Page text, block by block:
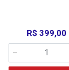
R$ 399,00